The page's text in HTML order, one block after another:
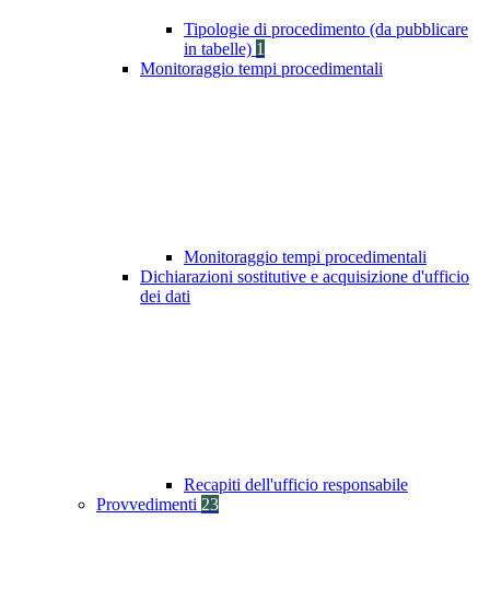
Tipologie di procedimento (da pubblicare
in tabelle) 1
Monitoraggio tempi procedimentali
Monitoraggio tempi procedimentali
Dichiarazioni sostitutive e acquisizione d'ufficio
dei dati
Recapiti dell'ufficio responsabile
Provvedimenti 23